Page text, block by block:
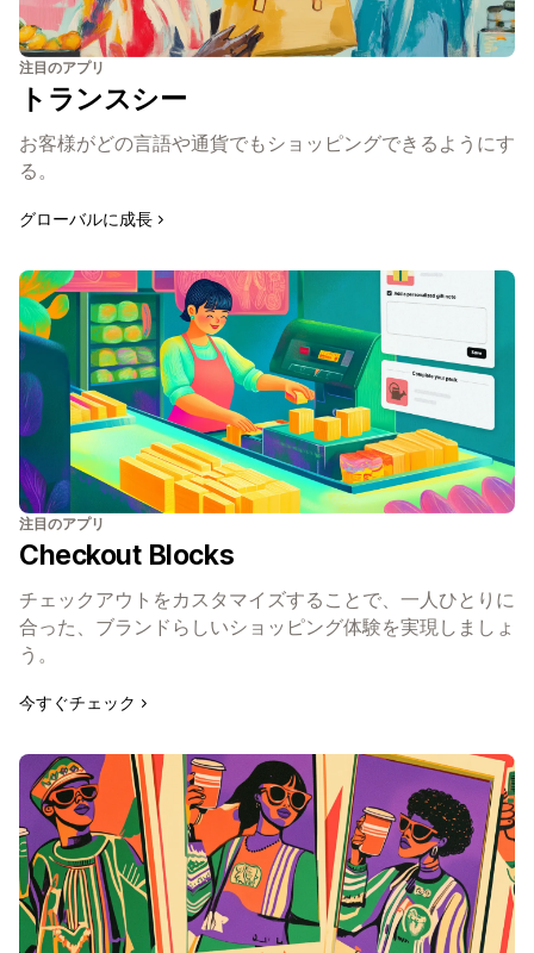
注目のアプリ
トランスシー
お客様がどの言語や通貨でもショッピングできるようにす
る。
グローバルに成長
注目のアプリ
Checkout Blocks
チェックアウトをカスタマイズすることで、一人ひとりに
合った、ブランドらしいショッピング体験を実現しましょ
う。
今すぐチェック